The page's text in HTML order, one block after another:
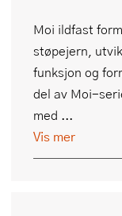
Moi ildfast
støpejern,
funksjon og
del av Moi-
med ...
Vis mer